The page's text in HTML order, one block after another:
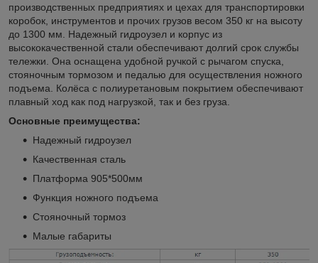
производственных предприятиях и цехах для транспортировки
коробок, инструментов и прочих грузов весом 350 кг на высоту
до 1300 мм. Надежный гидроузел и корпус из
высококачественной стали обеспечивают долгий срок службы
тележки. Она оснащена удобной ручкой с рычагом спуска,
стояночным тормозом и педалью для осуществления ножного
подъема. Колёса с полиуретановым покрытием обеспечивают
плавный ход как под нагрузкой, так и без груза.
Основные преимущества:
Надежный гидроузел
Качественная сталь
Платформа 905*500мм
Функция ножного подъема
Стояночный тормоз
Малые габариты